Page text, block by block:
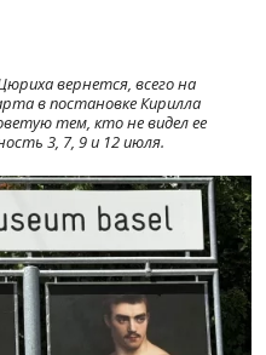
вернется, всего на
в постановке Кирилла
тем, кто не видел ее
3, 7, 9 и 12 июля.